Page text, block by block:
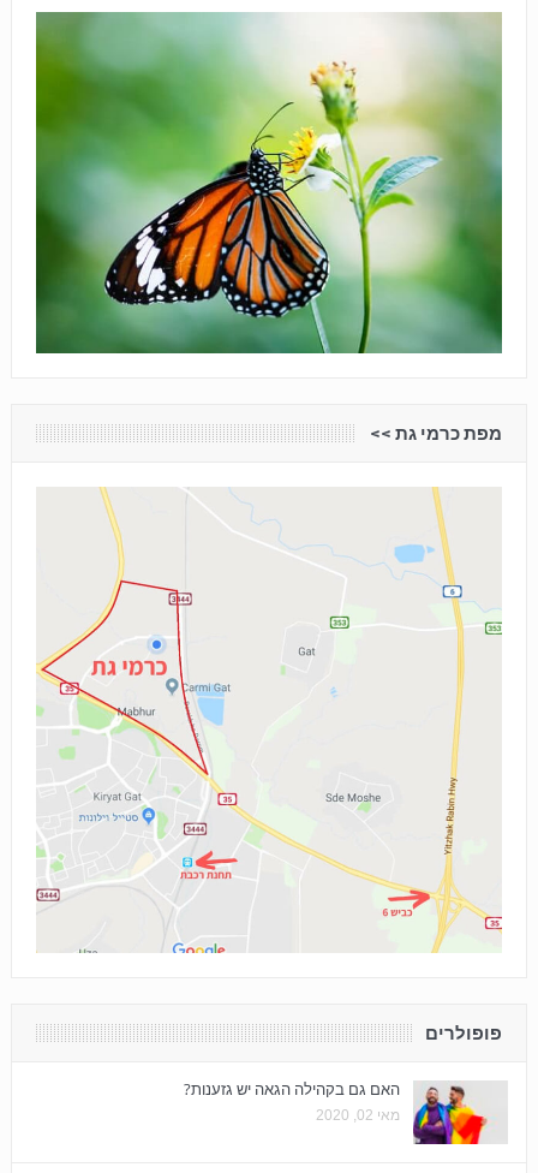
מפת כרמי גת <<
פופולרים
האם גם בקהילה הגאה יש גזענות?
מאי 02, 2020